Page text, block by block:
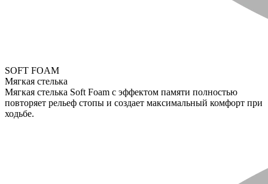
SOFT FOAM
Мягкая стелька
Мягкая стелька Soft Foam с эффектом памяти полностью
повторяет рельеф стопы и создает максимальный комфорт при
ходьбе.